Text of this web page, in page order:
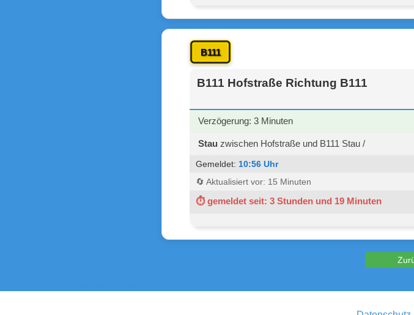
B111
B111 Hofstraße Richtung B111
Verzögerung: 3 Minuten
Stau zwischen Hofstraße und B111 Stau /
Gemeldet: 10:56 Uhr
🔄 Aktualisiert vor: 15 Minuten
⏱ gemeldet seit: 3 Stunden und 19 Minuten